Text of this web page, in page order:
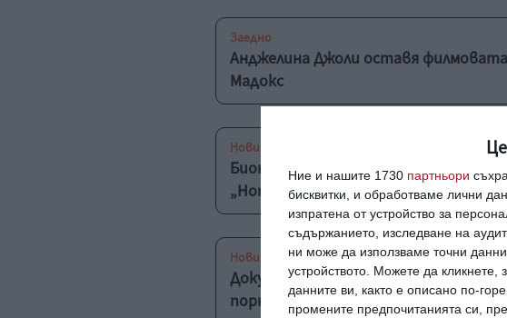
Ние и нашите 1730 партньори
бисквитки, и обработваме лични
изпратена от устройство за
съдържанието, изследване на
ни може да използваме точни
устройството. Можете да
данните ви, както е описано по-
промените предпочитанията си,
Заедно
Анджелина Джоли оставя
Мадокс
Новини
Бионсе с откровен документален
„Homecoming“
Новини
Документален филм на ВВС за
порнографията шокира